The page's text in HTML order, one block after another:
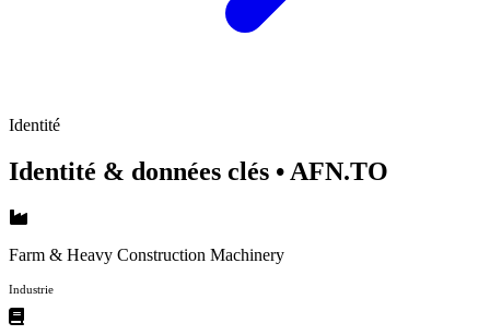
Identité
Identité & données clés • AFN.TO
Farm & Heavy Construction Machinery
Industrie